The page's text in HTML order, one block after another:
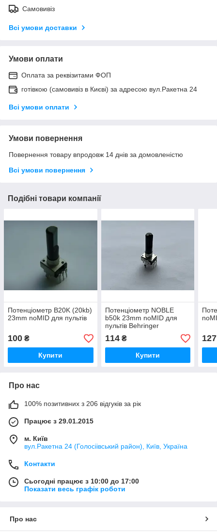
Самовивіз
Всі умови доставки
Умови оплати
Оплата за реквізитами ФОП
готівкою (самовивіз в Києві) за адресою вул.Ракетна 24
Всі умови оплати
Умови повернення
Повернення товару впродовж 14 днів за домовленістю
Всі умови повернення
Подібні товари компанії
Потенціометр B20K (20kb)
23mm noMID для пультів
100 ₴
Купити
Потенціометр NOBLE
b50k 23mm noMID для
пультів Behringer
114₴
Купити
127
Про нас
100% позитивних з 206 відгуків за рік
Працює з 29.01.2015
м. Київ
вул.Ракетна 24 (Голосіівський район), Київ, Україна
Контакти
Сьогодні працює з 10:00 до 17:00
Показати весь графік роботи
Про нас